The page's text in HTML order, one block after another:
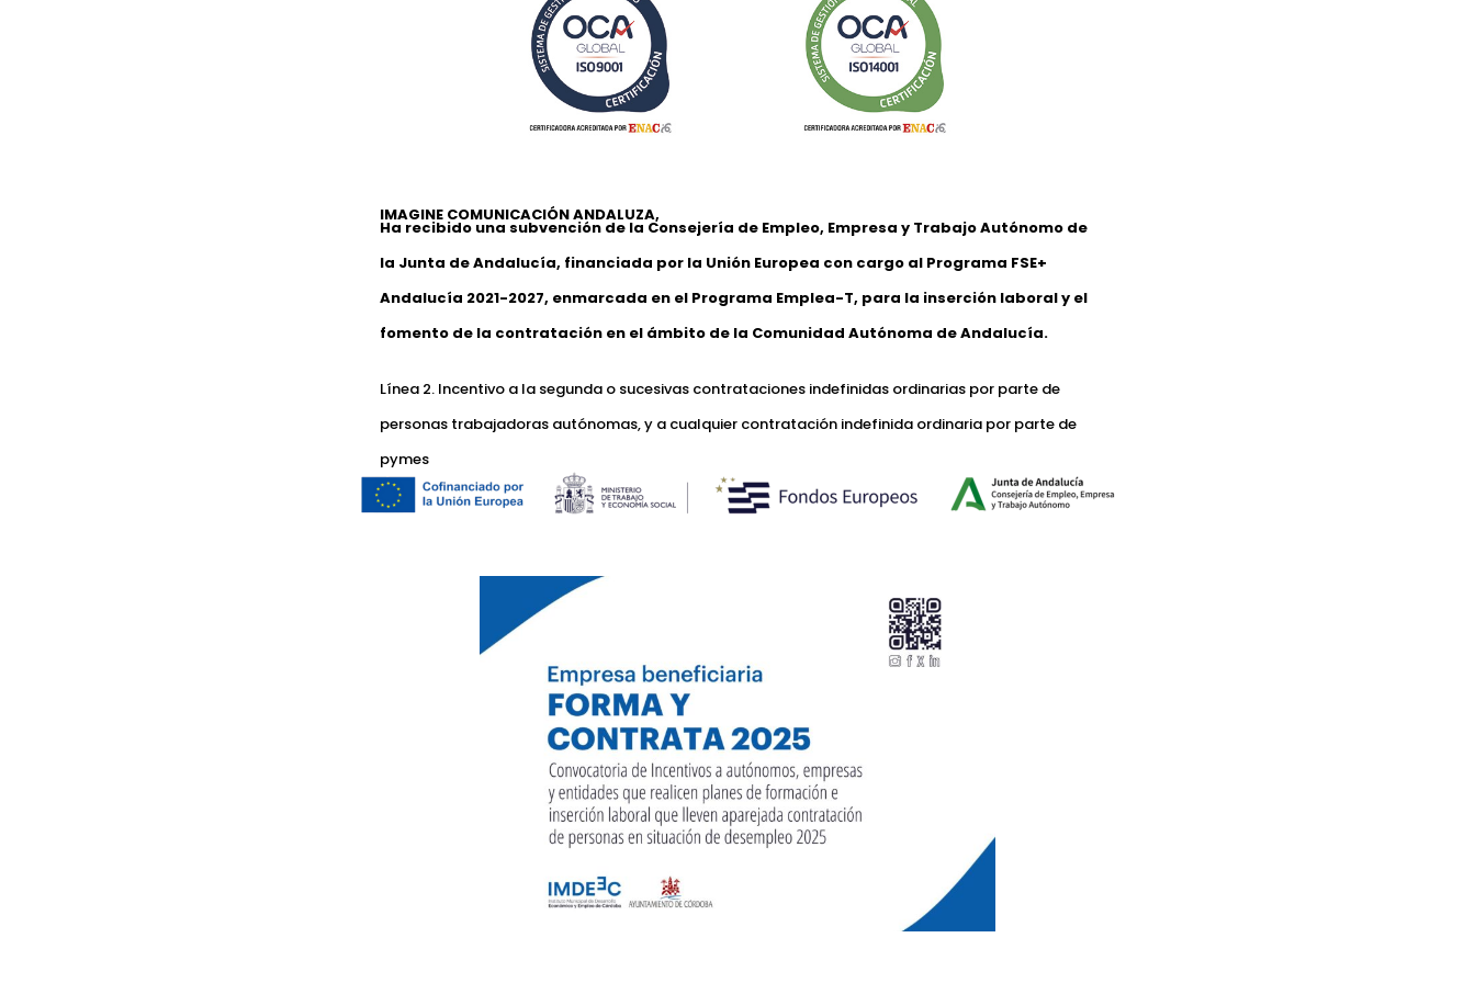
IMAGINE COMUNICACIÓN ANDALUZA,
Ha recibido una subvención de la Consejería de Empleo, Empresa y Trabajo Autónomo de
la Junta de Andalucía, financiada por la Unión Europea con cargo al Programa FSE+
Andalucía 2021-2027, enmarcada en el Programa Emplea-T, para la inserción laboral y el
fomento de la contratación en el ámbito de la Comunidad Autónoma de Andalucía.
Línea 2. Incentivo a la segunda o sucesivas contrataciones indefinidas ordinarias por parte de
personas trabajadoras autónomas, y a cualquier contratación indefinida ordinaria por parte de
pymes